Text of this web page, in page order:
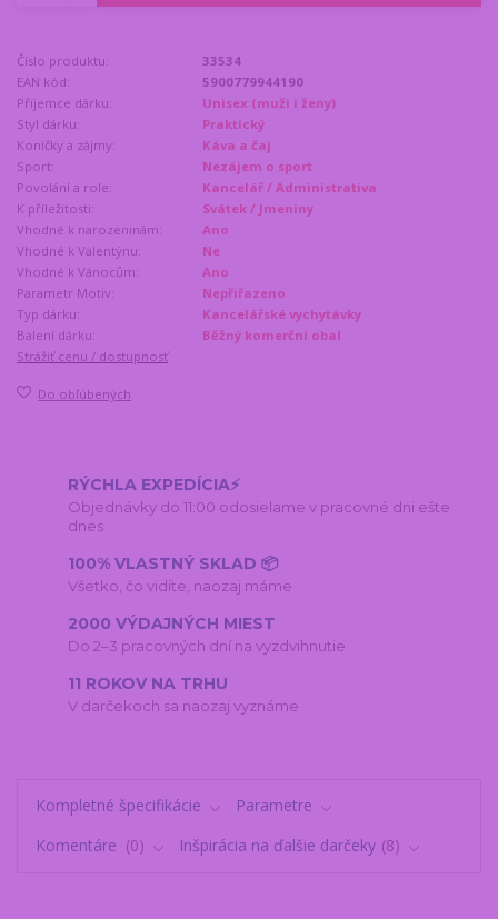
Číslo produktu:
33534
EAN kód:
5900779944190
Příjemce dárku:
Unisex (muži i ženy)
Styl dárku:
Praktický
Koníčky a zájmy:
Káva a čaj
Sport:
Nezájem o sport
Povolání a role:
Kancelář / Administrativa
K příležitosti:
Svátek / Jmeniny
Vhodné k narozeninám:
Ano
Vhodné k Valentýnu:
Ne
Vhodné k Vánocům:
Ano
Parametr Motiv:
Nepřiřazeno
Typ dárku:
Kancelářské vychytávky
Balení dárku:
Běžný komerční obal
Strážiť cenu / dostupnosť
Do obľúbených
RÝCHLA EXPEDÍCIA⚡
Objednávky do 11:00 odosielame v pracovné dni ešte
dnes
100% VLASTNÝ SKLAD 📦
Všetko, čo vidíte, naozaj máme
2000 VÝDAJNÝCH MIEST
Do 2–3 pracovných dní na vyzdvihnutie
11 ROKOV NA TRHU
V darčekoch sa naozaj vyznáme
Kompletné špecifikácie
Parametre
Komentáre
0 Inšpirácia na ďalšie darčeky 8